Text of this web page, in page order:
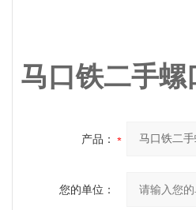
马口铁二手
产品：
您的单位：